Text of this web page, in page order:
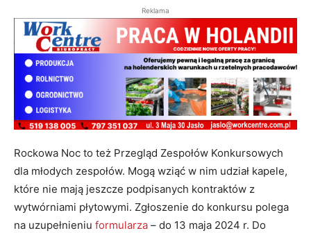
Reklama
Rockowa Noc to też Przegląd Zespołów Konkursowych
dla młodych zespołów. Mogą wziąć w nim udział kapele,
które nie mają jeszcze podpisanych kontraktów z
wytwórniami płytowymi. Zgłoszenie do konkursu polega
na uzupełnieniu formularza – do 13 maja 2024 r. Do